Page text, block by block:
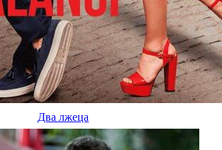
Два лжеца